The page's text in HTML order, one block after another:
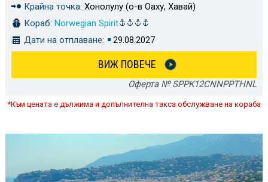
Крайна точка: Хонолулу (о-в Оаху, Хавай)
Кораб: Norwegian Spirit
Дати на отплаване:
29.08.2027
ВИЖ ПОВЕЧЕ
Оферта № SPPK12CNNPPTHNL
*Към цената е дължима и допълнителна такса обслужване на кораба